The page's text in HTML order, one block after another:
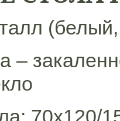
–
70х120/